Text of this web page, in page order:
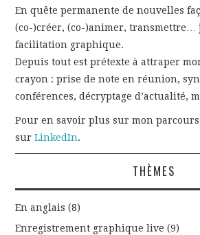
En quête permanente de nouvelles
(co-)créer, (co-)animer, transmettre…
facilitation graphique.
Depuis tout est prétexte à attraper
crayon : prise de note en réunion,
conférences, décryptage d’actualité,
Pour en savoir plus sur mon
surLinkedIn.
THÈMES
En anglais (8)
Enregistrement graphique live (9)